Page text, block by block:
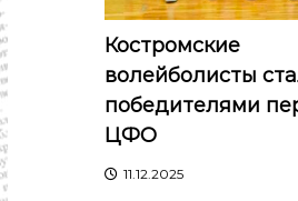
о
с
и
Костромские
волейболисты
победителями
ЦФО
11.12.2025